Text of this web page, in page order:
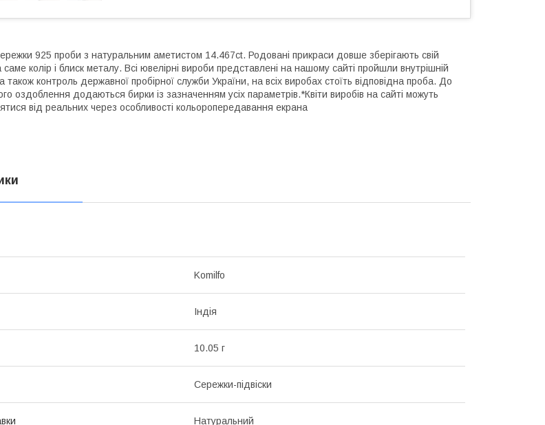
925 проби з натуральним аметистом 14.467ct. Родовані прикраси довше зберігають свій
саме колір і блиск металу. Всі ювелірні вироби представлені на нашому сайті пройшли внутрішній
також контроль державної пробірної служби України, на всіх виробах стоїть відповідна проба. До
оздоблення додаються бирки із зазначенням усіх параметрів.*Квіти виробів на сайті можуть
від реальних через особливості кольоропередавання екрана
Komilfo
Індія
10.05 г
Сережки-підвіски
Натуральний